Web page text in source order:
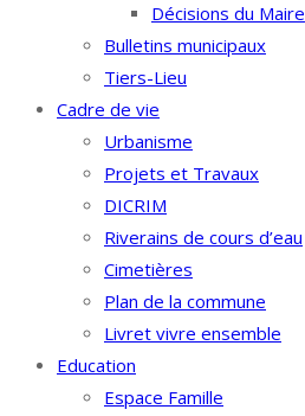
Décisions du Maire
Bulletins municipaux
Tiers-Lieu
Cadre de vie
Urbanisme
Projets et Travaux
DICRIM
Riverains de cours d’eau
Cimetières
Plan de la commune
Livret vivre ensemble
Education
Espace Famille